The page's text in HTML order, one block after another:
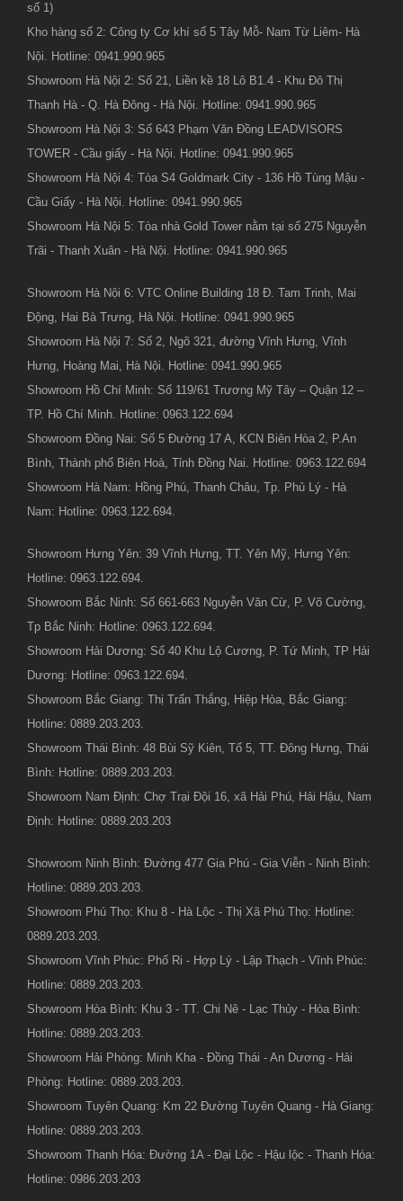
số 1)
Kho hàng số 2: Công ty Cơ khí số 5 Tây Mỗ- Nam Từ Liêm- Hà
Nội. Hotline: 0941.990.965
Showroom Hà Nội 2: Số 21, Liền kề 18 Lô B1.4 - Khu Đô Thị
Thanh Hà - Q. Hà Đông - Hà Nội. Hotline: 0941.990.965
Showroom Hà Nội 3: Số 643 Phạm Văn Đồng LEADVISORS
TOWER - Cầu giấy - Hà Nội. Hotline: 0941.990.965
Showroom Hà Nội 4: Tòa S4 Goldmark City - 136 Hồ Tùng Mậu -
Cầu Giấy - Hà Nội. Hotline: 0941.990.965
Showroom Hà Nội 5: Tòa nhà Gold Tower nằm tại số 275 Nguyễn
Trãi - Thanh Xuân - Hà Nội. Hotline: 0941.990.965
Showroom Hà Nội 6: VTC Online Building 18 Đ. Tam Trinh, Mai
Động, Hai Bà Trưng, Hà Nội. Hotline: 0941.990.965
Showroom Hà Nội 7: Số 2, Ngõ 321, đường Vĩnh Hưng, Vĩnh
Hưng, Hoàng Mai, Hà Nội. Hotline: 0941.990.965
Showroom Hồ Chí Minh: Số 119/61 Trương Mỹ Tây – Quận 12 –
TP. Hồ Chí Minh. Hotline: 0963.122.694
Showroom Đồng Nai: Số 5 Đường 17 A, KCN Biên Hòa 2, P.An
Bình, Thành phố Biên Hoà, Tỉnh Đồng Nai. Hotline: 0963.122.694
Showroom Hà Nam: Hồng Phú, Thanh Châu, Tp. Phủ Lý - Hà
Nam: Hotline: 0963.122.694.
Showroom Hưng Yên: 39 Vĩnh Hưng, TT. Yên Mỹ, Hưng Yên:
Hotline: 0963.122.694.
Showroom Bắc Ninh: Số 661-663 Nguyễn Văn Cừ, P. Võ Cường,
Tp Bắc Ninh: Hotline: 0963.122.694.
Showroom Hải Dương: Số 40 Khu Lộ Cương, P. Tứ Minh, TP Hải
Dương: Hotline: 0963.122.694.
Showroom Bắc Giang: Thị Trấn Thắng, Hiệp Hòa, Bắc Giang:
Hotline: 0889.203.203.
Showroom Thái Bình: 48 Bùi Sỹ Kiên, Tổ 5, TT. Đông Hưng, Thái
Bình: Hotline: 0889.203.203.
Showroom Nam Định: Chợ Trại Đội 16, xã Hải Phú, Hải Hậu, Nam
Định: Hotline: 0889.203.203
Showroom Ninh Bình: Đường 477 Gia Phú - Gia Viễn - Ninh Bình:
Hotline: 0889.203.203.
Showroom Phú Thọ: Khu 8 - Hà Lộc - Thị Xã Phú Thọ: Hotline:
0889.203.203.
Showroom Vĩnh Phúc: Phố Ri - Hợp Lý - Lập Thạch - Vĩnh Phúc:
Hotline: 0889.203.203.
Showroom Hòa Bình: Khu 3 - TT. Chi Nê - Lạc Thủy - Hòa Bình:
Hotline: 0889.203.203.
Showroom Hải Phòng: Minh Kha - Đồng Thái - An Dương - Hải
Phòng: Hotline: 0889.203.203.
Showroom Tuyên Quang: Km 22 Đường Tuyên Quang - Hà Giang:
Hotline: 0889.203.203.
Showroom Thanh Hóa: Đường 1A - Đại Lộc - Hậu lộc - Thanh Hóa:
Hotline: 0986.203.203